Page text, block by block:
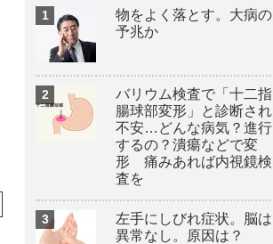
物をよく落とす。大病の
予兆か
バリウム検査で「十二指
腸球部変形」と診断され
不安…どんな病気？進行
するの？潰瘍などで変
形 痛みあれば内視鏡検
査を
左手にしびれ症状。脳は
異常なし。原因は？